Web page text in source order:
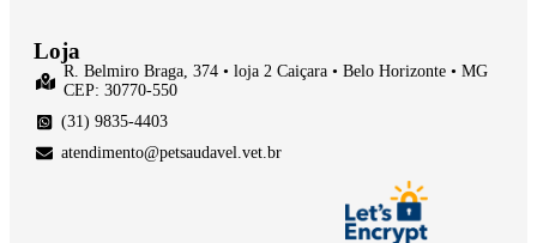
Loja
R. Belmiro Braga, 374 • loja 2 Caiçara • Belo Horizonte • MG
CEP: 30770-550
(31) 9835-4403
atendimento@petsaudavel.vet.br